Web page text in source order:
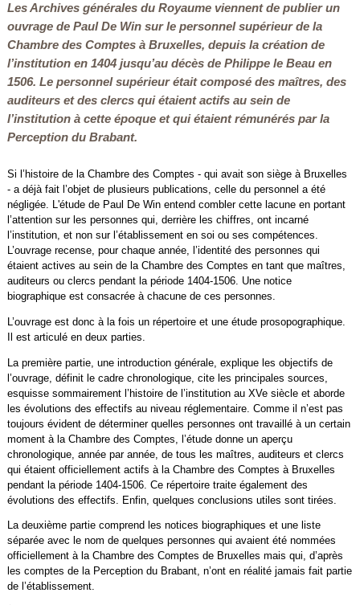
Les Archives générales du Royaume viennent de publier un
ouvrage de Paul De Win sur le personnel supérieur de la
Chambre des Comptes à Bruxelles, depuis la création de
l’institution en 1404 jusqu’au décès de Philippe le Beau en
1506. Le personnel supérieur était composé des maîtres, des
auditeurs et des clercs qui étaient actifs au sein de
l’institution à cette époque et qui étaient rémunérés par la
Perception du Brabant.
Si l’histoire de la Chambre des Comptes - qui avait son siège à Bruxelles
- a déjà fait l’objet de plusieurs publications, celle du personnel a été
négligée. L'étude de Paul De Win entend combler cette lacune en portant
l’attention sur les personnes qui, derrière les chiffres, ont incarné
l’institution, et non sur l’établissement en soi ou ses compétences.
L’ouvrage recense, pour chaque année, l’identité des personnes qui
étaient actives au sein de la Chambre des Comptes en tant que maîtres,
auditeurs ou clercs pendant la période 1404-1506. Une notice
biographique est consacrée à chacune de ces personnes.
L’ouvrage est donc à la fois un répertoire et une étude prosopographique.
Il est articulé en deux parties.
La première partie, une introduction générale, explique les objectifs de
l’ouvrage, définit le cadre chronologique, cite les principales sources,
esquisse sommairement l’histoire de l’institution au XVe siècle et aborde
les évolutions des effectifs au niveau réglementaire. Comme il n’est pas
toujours évident de déterminer quelles personnes ont travaillé à un certain
moment à la Chambre des Comptes, l’étude donne un aperçu
chronologique, année par année, de tous les maîtres, auditeurs et clercs
qui étaient officiellement actifs à la Chambre des Comptes à Bruxelles
pendant la période 1404-1506. Ce répertoire traite également des
évolutions des effectifs. Enfin, quelques conclusions utiles sont tirées.
La deuxième partie comprend les notices biographiques et une liste
séparée avec le nom de quelques personnes qui avaient été nommées
officiellement à la Chambre des Comptes de Bruxelles mais qui, d’après
les comptes de la Perception du Brabant, n’ont en réalité jamais fait partie
de l’établissement.